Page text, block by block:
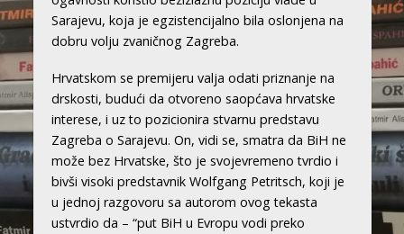
Sarajevu, koja je egzistencijalno bila oslonjena na
dobru volju zvaničnog Zagreba.
Hrvatskom se premijeru valja odati priznanje na
drskosti, budući da otvoreno saopćava hrvatske
interese, i uz to pozicionira stvarnu predstavu
Zagreba o Sarajevu. On, vidi se, smatra da BiH ne
može bez Hrvatske, što je svojevremeno tvrdio i
bivši visoki predstavnik Wolfgang Petritsch, koji je
u jednoj razgovoru sa autorom ovog tekasta
ustvrdio da – “put BiH u Evropu vodi preko